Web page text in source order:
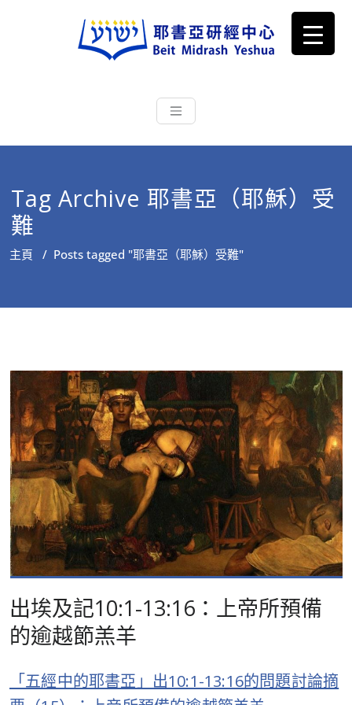
耶書亞研經中心
根源明白聖經，成為更好的門徒
Tag Archive 耶書亞（耶穌）受
難
主頁 / Posts tagged "耶書亞（耶穌）受難"
出埃及記10:1-13:16：上帝所預備
的逾越節羔羊
「五經中的耶書亞」出10:1-13:16的問題討論摘